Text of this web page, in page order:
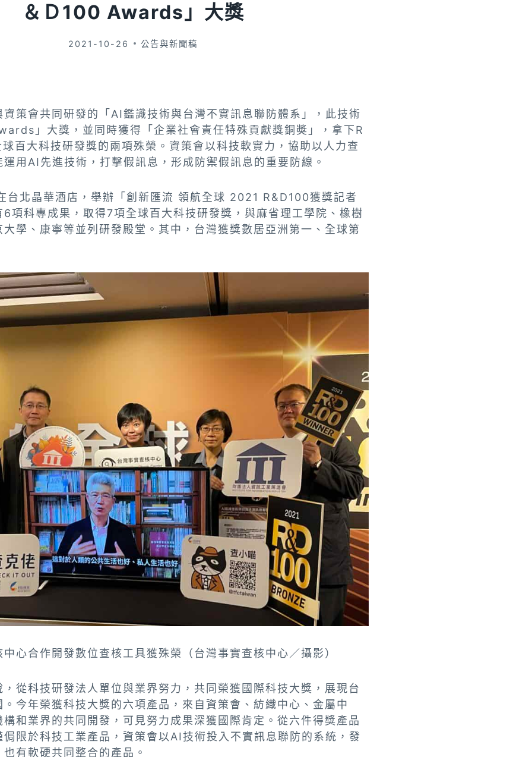
＆Ｄ100 Awards」大獎
2021-10-26 公告與新聞稿
策會共同研發的「AI鑑識技術與台灣不實訊息聯防體系」，此技術
」大獎，並同時獲得「企業社會責任特殊貢獻獎銅奬」，拿下R
百大科技研發獎的兩項殊榮。資策會以科技軟實力，協助以人力查
用AI先進技術，打擊假訊息，形成防禦假訊息的重要防線。
台北晶華酒店，舉辦「創新匯流 領航全球 2021 R&D100獲獎記者
項科專成果，取得7項全球百大科技研發獎，與麻省理工學院、橡樹
學、康寧等並列研發殿堂。其中，台灣獲獎數居亞洲第一、全球第
心合作開發數位查核工具獲殊榮（台灣事實查核中心／攝影）
從科技研發法人單位與業界努力，共同榮獲國際科技大獎，展現台
今年榮獲科技大獎的六項產品，來自資策會、紡織中心、金屬中
和業界的共同開發，可見努力成果深獲國際肯定。從六件得獎產品
限於科技工業產品，資策會以AI技術投入不實訊息聯防的系統，發
有軟硬共同整合的產品。